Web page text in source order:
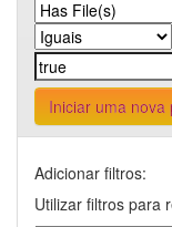
Iniciar uma nova
Adicionar filtros:
Utilizar filtros para